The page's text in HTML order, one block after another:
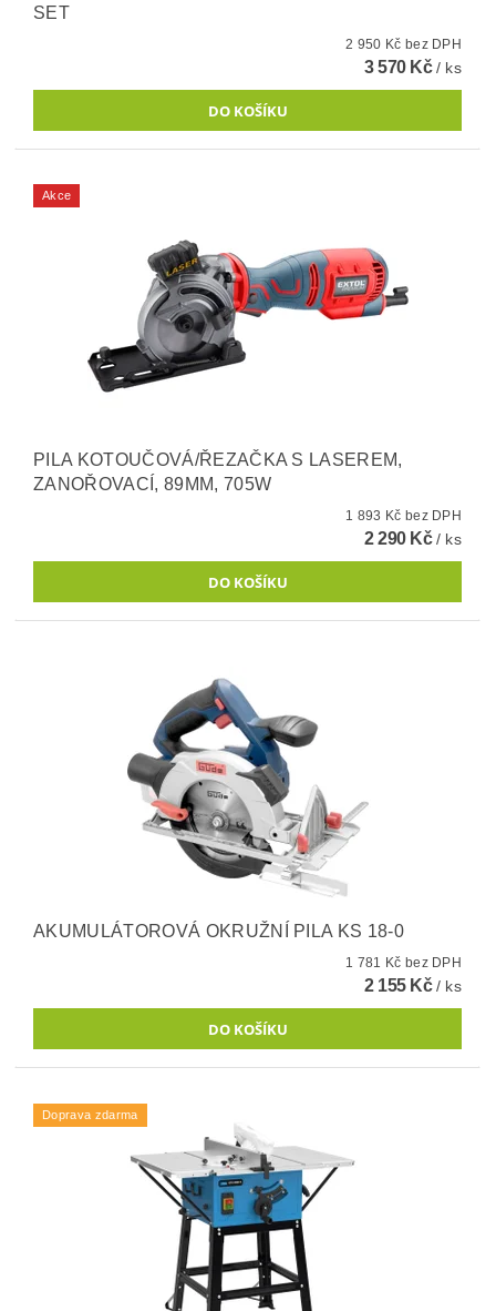
SET
2 950 Kč bez DPH
3 570 Kč/ ks
Akce
PILA KOTOUČOVÁ/ŘEZAČKA S LASEREM,
ZANOŘOVACÍ, 89MM, 705W
1 893 Kč bez DPH
2 290 Kč/ ks
AKUMULÁTOROVÁ OKRUŽNÍ PILA KS 18-0
1 781 Kč bez DPH
2 155 Kč/ ks
Doprava zdarma